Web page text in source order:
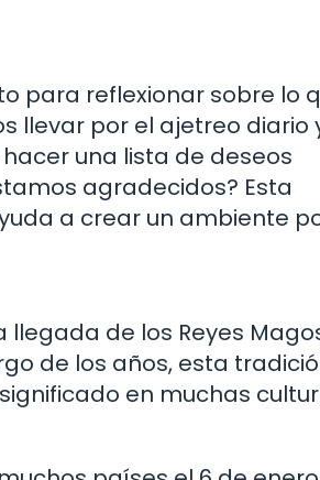
para reflexionar sobre lo
llevar por el ajetreo diario
una lista de deseos
agradecidos? Esta
a crear un ambiente
llegada de los Reyes
de los años, esta
en muchas